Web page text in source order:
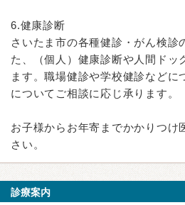
6.健康診断
さいたま市の各種健診・がん検診
た、（個人）健康診断や人間ドッ
ます。職場健診や学校健診などに
についてご相談に応じ承ります。
お子様からお年寄までかかりつけ
さい。
診療案内